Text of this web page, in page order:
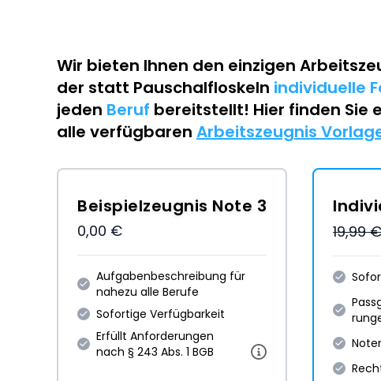
Wir bieten Ihnen den einzigen
der statt Pauschalfloskeln individuelle
jeden Beruf bereitstellt! Hier finden Sie
alle verfügbaren Arbeitszeugnis
Beispielzeugnis Note 3
0,00 €
Aufgabenbeschreibung für
nahezu alle Berufe
Sofortige Verfügbarkeit
Erfüllt Anforderungen
nach § 243 Abs. 1 BGB
19,99 €